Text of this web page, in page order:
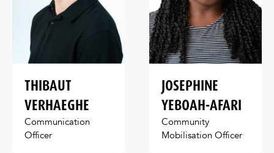
THIBAUT
VERHAEGHE
Communication
Officer
JOSEPHINE
YEBOAH-AFARI
Community
Mobilisation Officer